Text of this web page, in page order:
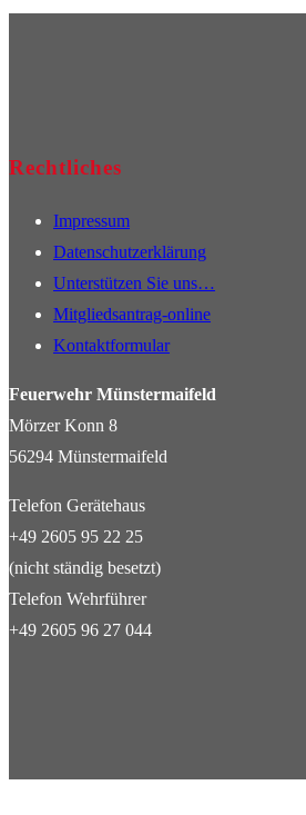
Rechtliches
Impressum
Datenschutzerklärung
Unterstützen Sie uns…
Mitgliedsantrag-online
Kontaktformular
Feuerwehr Münstermaifeld
Mörzer Konn 8
56294 Münstermaifeld
Telefon Gerätehaus
+49 2605 95 22 25
(nicht ständig besetzt)
Telefon Wehrführer
+49 2605 96 27 044